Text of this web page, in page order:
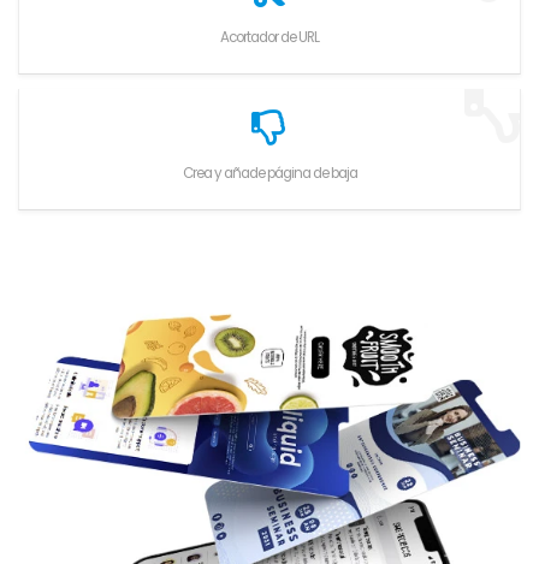
Acortador de URL
Crea y añade página de baja